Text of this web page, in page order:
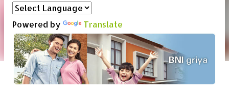
Powered by Translate